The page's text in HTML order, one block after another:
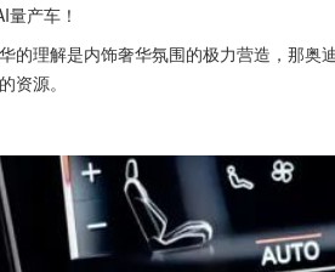
量产车！
的理解是内饰奢华氛围的极力营造，那奥
资源。